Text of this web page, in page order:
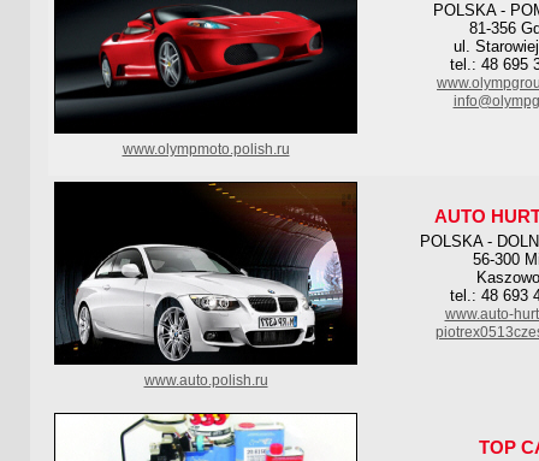
POLSKA -
81-356
ul.
tel.: 48 695
www.olympmoto.polish.ru
AUTO
POLSKA -
56-300
tel.: 48 693
www.auto-
www.auto.polish.ru
TOP